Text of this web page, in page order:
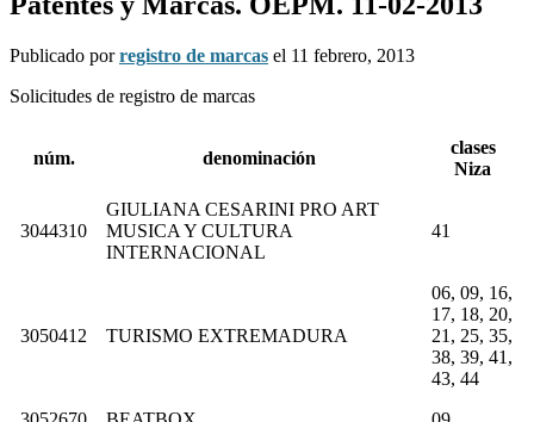
Publicado porregistro de marcas el 11 febrero, 2013
Solicitudes de registro de marcas
núm. denominación
clases
Niza
3044310
GIULIANA CESARINI PRO ART
MUSICA Y CULTURA
INTERNACIONAL
41
3050412 TURISMO EXTREMADURA
06, 09, 16,
17, 18, 20,
21, 25, 35,
38, 39, 41,
43, 44